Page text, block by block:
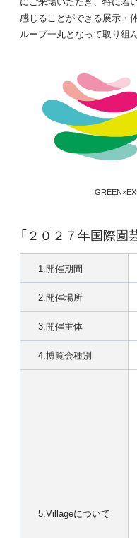
感じることができる展示・
ループ一丸となって取り組
「２０２７年国際園
1.開催期間
2.開催場所
3.開催主体
4.博覧会種別
5.Villageについて